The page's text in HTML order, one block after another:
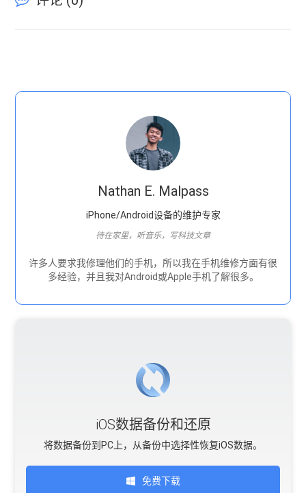
Nathan E. Malpass
iPhone/Android设备的维护专家
待在家里，听音乐，写科技文章
许多人要求我修理他们的手机，所以我在手机维修方面有很
多经验，并且我对Android或Apple手机了解很多。
iOS数据备份和还原
将数据备份到PC上，从备份中选择性恢复iOS数据。
免费下载